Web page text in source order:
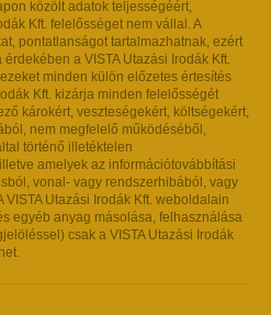
közölt adatok teljességéért,
Kft. felelősséget nem vállal. A
pontatlanságot tartalmazhatnak, ezért
a VISTA Utazási Irodák Kft.
minden külön előzetes értesítés
Kft. kizárja minden felelősségét
károkért, veszteségekért, költségekért,
nem megfelelő működéséből,
történő illetéktelen
amelyek az információtovábbítási
vonal- vagy rendszerhibából, vagy
Utazási Irodák Kft. weboldalain
egyéb anyag másolása, felhasználása
csak a VISTA Utazási Irodák